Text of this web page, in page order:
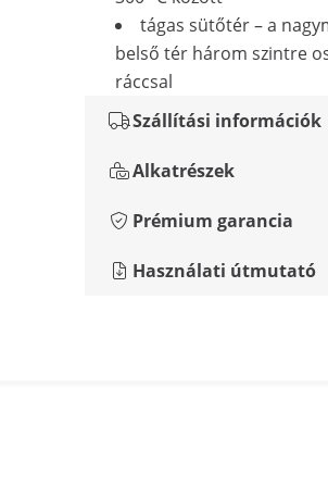
tágas sütőtér – a
belső tér három szintre
ráccsal
Szállítási információk
Alkatrészek
Prémium garancia
Használati útmutató